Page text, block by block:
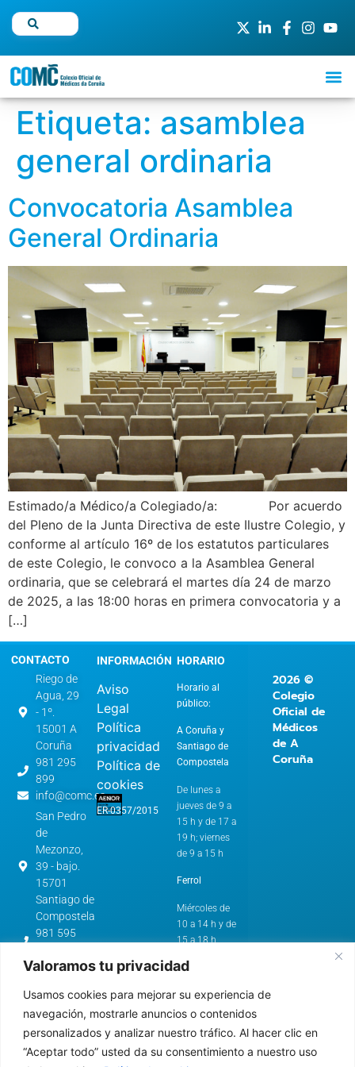
Valoramos tu privacidad
Usamos cookies para mejorar su experiencia de
navegación, mostrarle anuncios o contenidos
personalizados y analizar nuestro tráfico. Al hacer clic en
“Aceptar todo” usted da su consentimiento a nuestro uso
Etiqueta: asamblea
general ordinaria
Convocatoria Asamblea
General Ordinaria
Estimado/a Médico/a Colegiado/a: Por acuerdo
del Pleno de la Junta Directiva de este Ilustre Colegio, y
conforme al artículo 16º de los estatutos particulares
de este Colegio, le convoco a la Asamblea General
ordinaria, que se celebrará el martes día 24 de marzo
de 2025, a las 18:00 horas en primera convocatoria y a
[…]
CONTACTO
Riego de
Agua, 29
- 1º.
15001 A
Coruña
981 295
899
info@comc.es
San Pedro
de
Mezonzo,
39 - bajo.
15701
Santiago de
Compostela
981 595
cstg@comc.es
de
Esteiro,
61.
15403 -
INFORMACIÓN
Aviso
Legal
Política
privacidad
Política de
cookies
ER-0357/2015
HORARIO
Horario al
público:
A Coruña y
Santiago de
Compostela
De lunes a
jueves de 9 a
15 h y de 17 a
19 h; viernes
de 9 a 15 h
Ferrol
Miércoles de
10 a 14 h y de
15 a 18 h
Horario de
A Coruña y
Santiago de
2026 ©
Colegio
Oficial de
Médicos
de A
Coruña